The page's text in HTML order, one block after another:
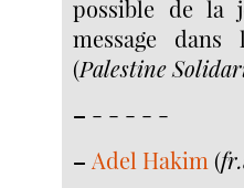
possible de la
message
(Palestine
– - - - - -
– Adel Hakim (